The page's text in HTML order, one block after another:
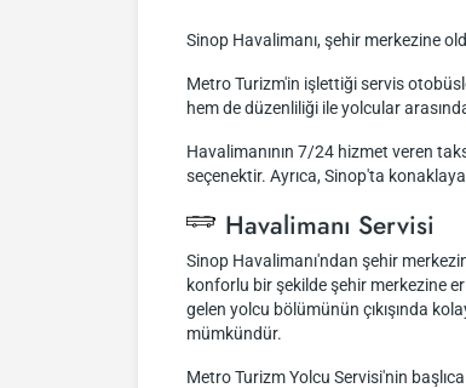
Sinop Havalimanı, şehir merkezine
Metro Turizm'in işlettiği servis
hem de düzenliliği ile yolcular
Havalimanının 7/24 hizmet veren
seçenektir. Ayrıca, Sinop'ta
Havalimanı Servisi
Sinop Havalimanı'ndan şehir
konforlu bir şekilde şehir merkezine
gelen yolcu bölümünün çıkışında
mümkündür.
Metro Turizm Yolcu Servisi'nin